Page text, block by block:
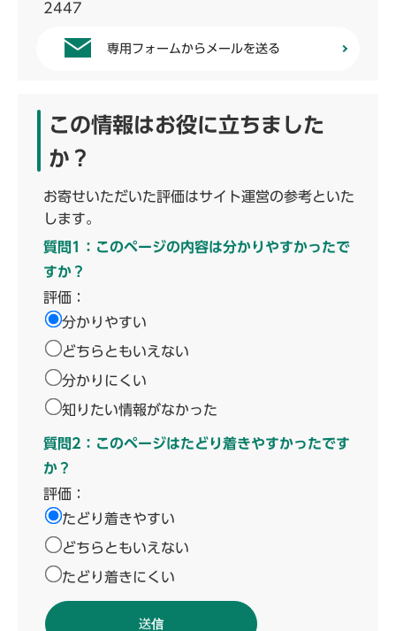
2447
専用フォームからメールを送る
この情報はお役に立ちました
か？
お寄せいただいた評価はサイト運営の参考といた
します。
質問1：このページの内容は分かりやすかったで
すか？
評価：
分かりやすい
どちらともいえない
分かりにくい
知りたい情報がなかった
質問2：このページはたどり着きやすかったです
か？
評価：
たどり着きやすい
どちらともいえない
たどり着きにくい